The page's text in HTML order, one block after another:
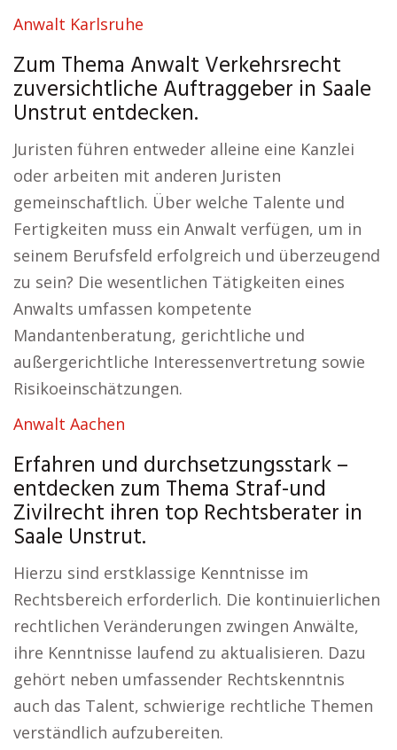
Anwalt Karlsruhe
Zum Thema Anwalt Verkehrsrecht
zuversichtliche Auftraggeber in Saale
Unstrut entdecken.
Juristen führen entweder alleine eine Kanzlei
oder arbeiten mit anderen Juristen
gemeinschaftlich. Über welche Talente und
Fertigkeiten muss ein Anwalt verfügen, um in
seinem Berufsfeld erfolgreich und überzeugend
zu sein? Die wesentlichen Tätigkeiten eines
Anwalts umfassen kompetente
Mandantenberatung, gerichtliche und
außergerichtliche Interessenvertretung sowie
Risikoeinschätzungen.
Anwalt Aachen
Erfahren und durchsetzungsstark –
entdecken zum Thema Straf-und
Zivilrecht ihren top Rechtsberater in
Saale Unstrut.
Hierzu sind erstklassige Kenntnisse im
Rechtsbereich erforderlich. Die kontinuierlichen
rechtlichen Veränderungen zwingen Anwälte,
ihre Kenntnisse laufend zu aktualisieren. Dazu
gehört neben umfassender Rechtskenntnis
auch das Talent, schwierige rechtliche Themen
verständlich aufzubereiten.